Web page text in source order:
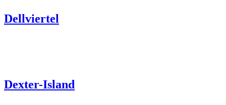
Dellviertel
Dexter-Island